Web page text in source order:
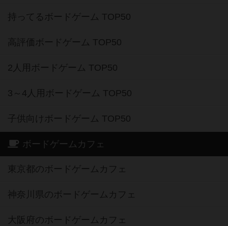
持ってるボードゲーム TOP50
高評価ボードゲーム TOP50
2人用ボードゲーム TOP50
3～4人用ボードゲーム TOP50
子供向けボードゲーム TOP50
ボードゲームカフェ
東京都のボードゲームカフェ
神奈川県のボードゲームカフェ
大阪府のボードゲームカフェ